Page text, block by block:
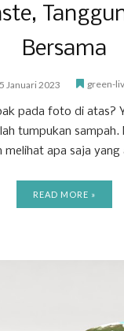
Bersama
Januari 2023 green-
pada foto di atas?
tumpukan
melihat apa saja yang
READ MORE »